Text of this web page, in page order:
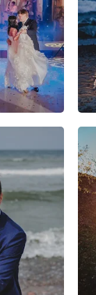
1
1